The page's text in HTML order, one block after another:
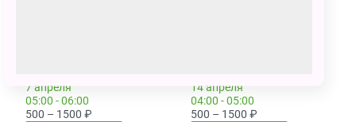
7 апреля
05:00 - 06:00
500 – 1500 ₽
14 апреля
04:00 - 05:00
500 – 1500 ₽